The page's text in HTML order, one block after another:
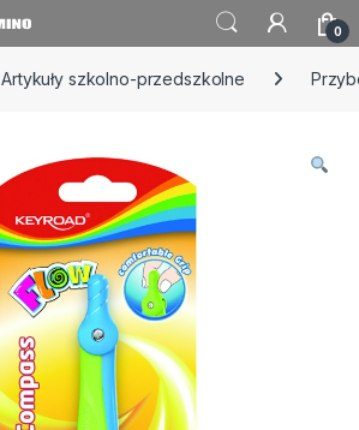
0
Artykuły szkolno-przedszkolne